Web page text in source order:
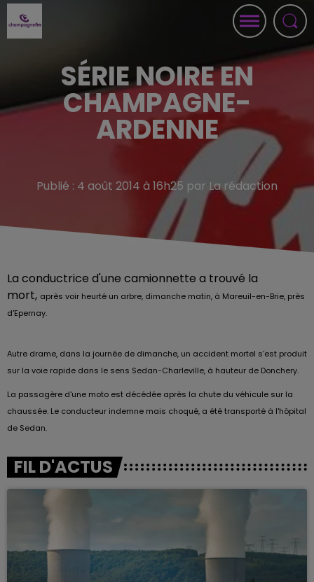
SÉRIE NOIRE EN
CHAMPAGNE-
ARDENNE
Publié : 4 août 2014 à 16h25 par La rédaction
La conductrice d'une camionnette a trouvé la
mort, après voir heurté un arbre, dimanche matin, à Mareuil-en-Brie, près
d'Epernay.
Autre drame, dans la journée de dimanche, un accident mortel s'est produit
sur la voie rapide dans le sens Sedan-Charleville, à hauteur de Donchery.
La passagère d'une moto est décédée après la chute du véhicule sur la
chaussée. Le conducteur indemne mais choqué, a été transporté à l'hôpital
de Sedan.
FIL D'ACTUS